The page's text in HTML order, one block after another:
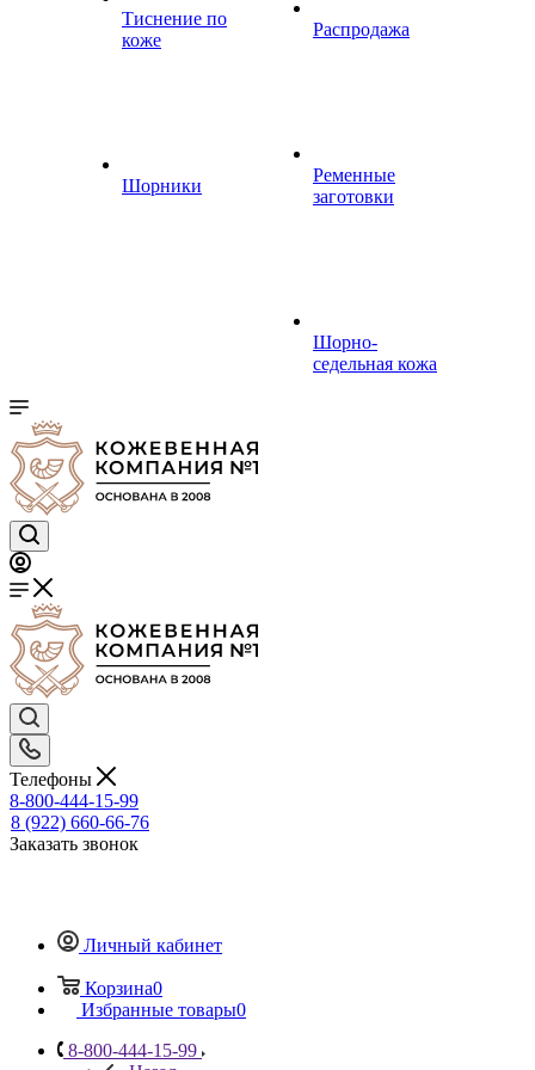
Тиснение по
коже
Шорники
Распродажа
Ременные
заготовки
Шорно-
седельная кожа
Телефоны
8-800-444-15-99
8 (922) 660-66-76
Заказать звонок
Личный кабинет
Корзина0
Избранные товары0
8-800-444-15-99